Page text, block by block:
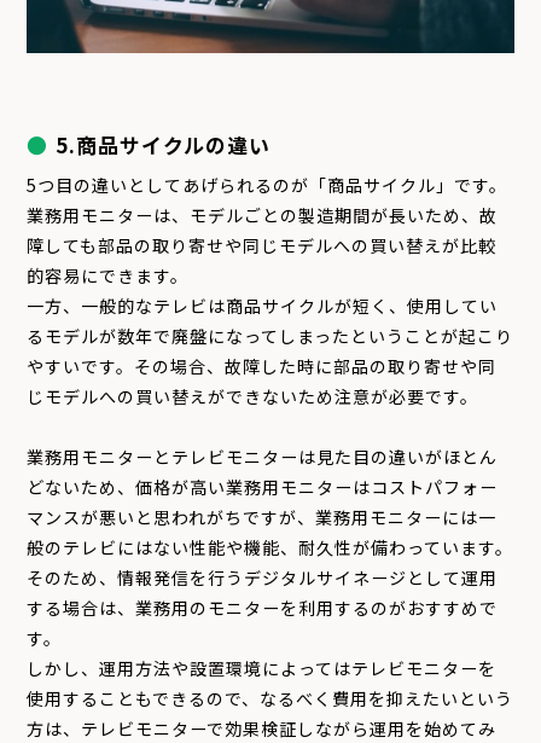
5.商品サイクルの違い
5つ目の違いとしてあげられるのが「商品サイクル」です。
業務用モニターは、モデルごとの製造期間が長いため、故
障しても部品の取り寄せや同じモデルへの買い替えが比較
的容易にできます。
一方、一般的なテレビは商品サイクルが短く、使用してい
るモデルが数年で廃盤になってしまったということが起こり
やすいです。その場合、故障した時に部品の取り寄せや同
じモデルへの買い替えができないため注意が必要です。
業務用モニターとテレビモニターは見た目の違いがほとん
どないため、価格が高い業務用モニターはコストパフォー
マンスが悪いと思われがちですが、業務用モニターには一
般のテレビにはない性能や機能、耐久性が備わっています。
そのため、情報発信を行うデジタルサイネージとして運用
する場合は、業務用のモニターを利用するのがおすすめで
す。
しかし、運用方法や設置環境によってはテレビモニターを
使用することもできるので、なるべく費用を抑えたいという
方は、テレビモニターで効果検証しながら運用を始めてみ